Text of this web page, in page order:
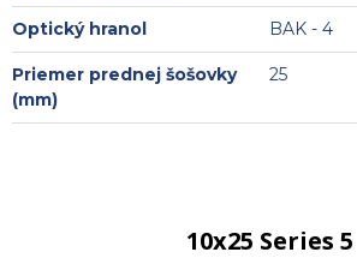
Optický hranol BAK - 4
Priemer prednej šošovky
(mm)
25
10x25 Series 5